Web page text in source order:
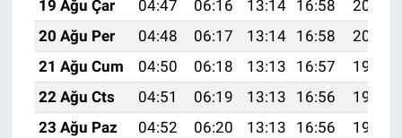
19 Ağu Çar
04:47 06:16 13:14 16:58
20:01
20 Ağu Per
04:48 06:17 13:14 16:58
20:00
21 Ağu Cum
04:50 06:18 13:13 16:57
19:58
22 Ağu Cts
04:51 06:19 13:13 16:56
19:57
23 Ağu Paz
04:52 06:20 13:13 16:56
19:56